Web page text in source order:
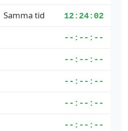
Samma tid 12:24:02
--:--:--
--:--:--
--:--:--
--:--:--
--:--:--